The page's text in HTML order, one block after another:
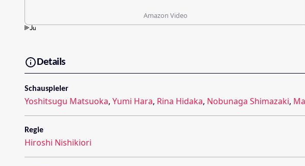
Amazon Video
Details
Schauspieler
Yoshitsugu Matsuoka, Yumi Hara, Rina Hidaka, Nobunaga Shimazaki,
Regie
Hiroshi Nishikiori